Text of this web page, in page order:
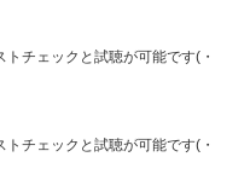
チェックと試聴が可能です(・
チェックと試聴が可能です(・